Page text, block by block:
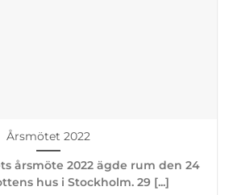
Årsmötet 2022
årsmöte 2022 ägde rum den 24
hus i Stockholm. 29 [...]